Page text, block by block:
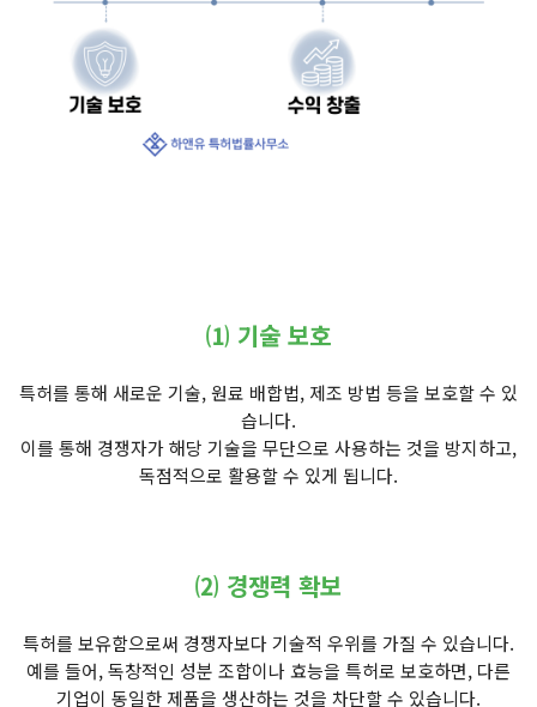
⑴ 기술 보호
특허를 통해 새로운 기술, 원료 배합법, 제조 방법 등을 보호할 수 있
습니다.
이를 통해 경쟁자가 해당 기술을 무단으로 사용하는 것을 방지하고,
독점적으로 활용할 수 있게 됩니다.
⑵ 경쟁력 확보
특허를 보유함으로써 경쟁자보다 기술적 우위를 가질 수 있습니다.
예를 들어, 독창적인 성분 조합이나 효능을 특허로 보호하면, 다른
기업이 동일한 제품을 생산하는 것을 차단할 수 있습니다.